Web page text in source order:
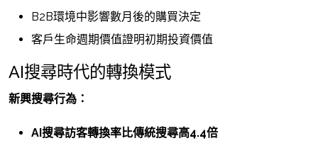
B2B環境中影響數月後的購買決定
客戶生命週期價值證明初期投資價值
AI搜尋時代的轉換模式
新興搜尋行為：
AI搜尋訪客轉換率比傳統搜尋高4.4倍